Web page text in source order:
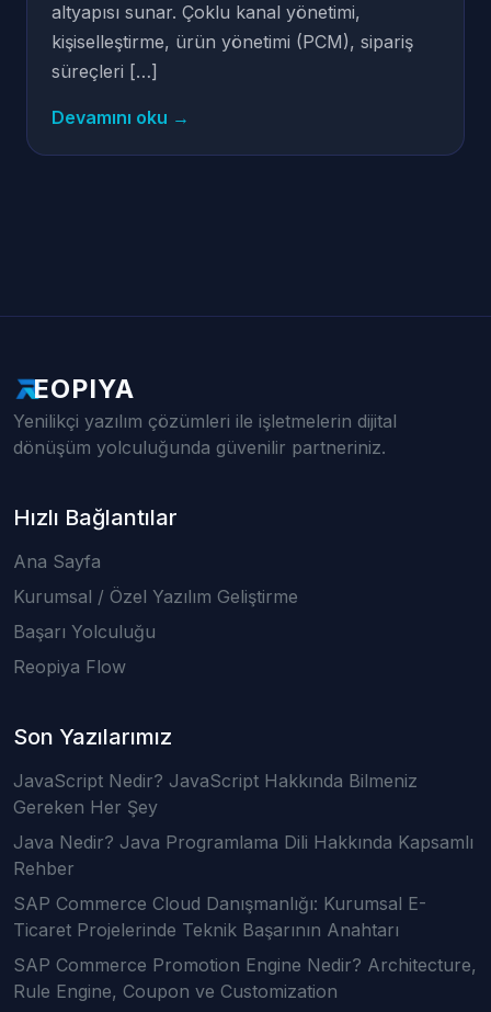
altyapısı sunar. Çoklu kanal yönetimi,
kişiselleştirme, ürün yönetimi (PCM), sipariş
süreçleri […]
Devamını oku →
EOPIYA
Yenilikçi yazılım çözümleri ile işletmelerin dijital
dönüşüm yolculuğunda güvenilir partneriniz.
Hızlı Bağlantılar
Ana Sayfa
Kurumsal / Özel Yazılım Geliştirme
Başarı Yolculuğu
Reopiya Flow
Son Yazılarımız
JavaScript Nedir? JavaScript Hakkında Bilmeniz
Gereken Her Şey
Java Nedir? Java Programlama Dili Hakkında Kapsamlı
Rehber
SAP Commerce Cloud Danışmanlığı: Kurumsal E-
Ticaret Projelerinde Teknik Başarının Anahtarı
SAP Commerce Promotion Engine Nedir? Architecture,
Rule Engine, Coupon ve Customization